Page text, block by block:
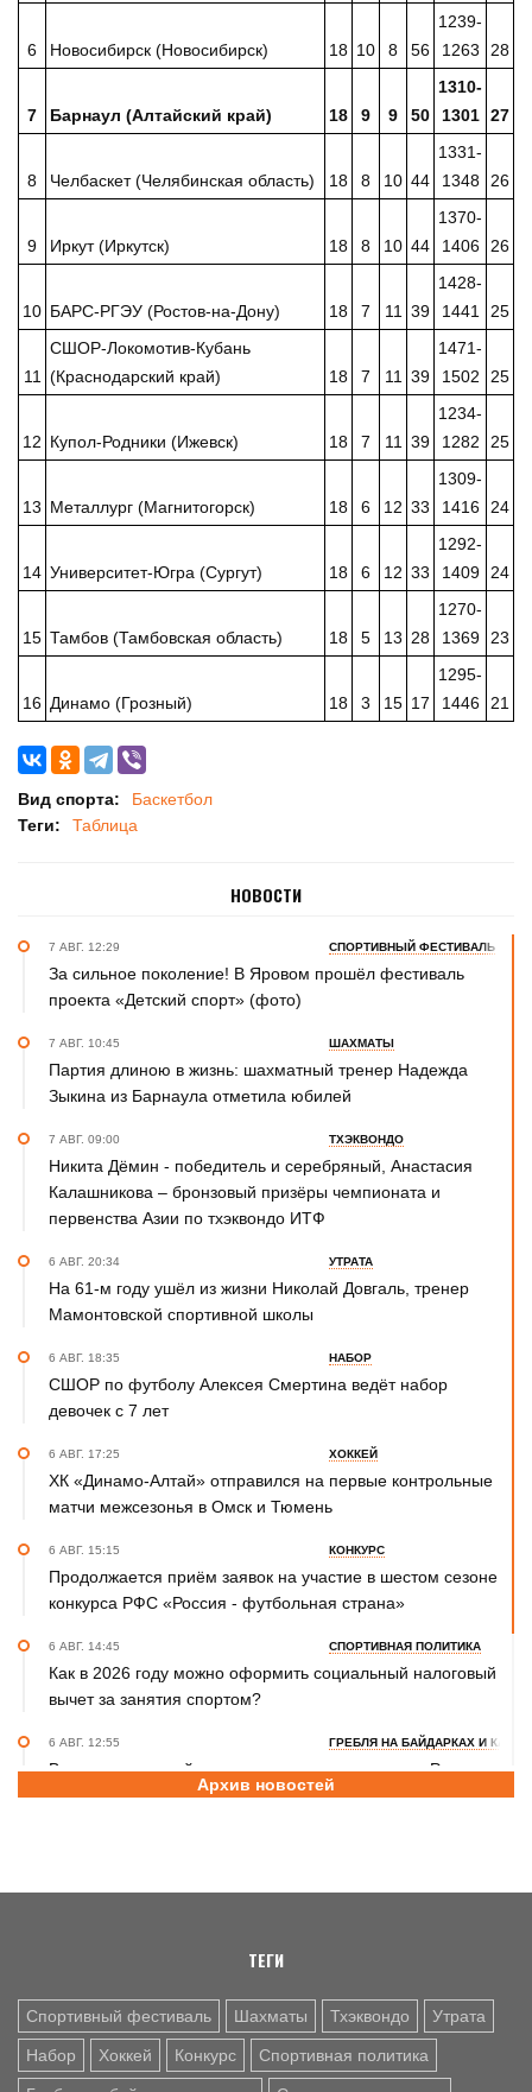
6 Новосибирск (Новосибирск) 18 10 8 56
1239-
1263
28
7 Барнаул (Алтайский край) 18 9 9 50
1310-
1301 27
8 Челбаскет (Челябинская область) 18 8 10 44
1331-
1348
26
9 Иркут (Иркутск) 18 8 10 44
1370-
1406
26
10 БАРС-РГЭУ (Ростов-на-Дону) 18 7 11 39
1428-
1441
25
11
СШОР-Локомотив-Кубань
(Краснодарский край)
18 7 11 39
1471-
1502
25
12 Купол-Родники (Ижевск) 18 7 11 39
1234-
1282
25
13 Металлург (Магнитогорск) 18 6 12 33
1309-
1416
24
14 Университет-Югра (Сургут) 18 6 12 33
1292-
1409
24
15 Тамбов (Тамбовская область) 18 5 13 28
1270-
1369
23
16 Динамо (Грозный) 18 3 15 17
1295-
1446
21
Вид спорта:
Баскетбол
Теги:
Таблица
НОВОСТИ
7 АВГ. 12:29 СПОРТИВНЫЙ ФЕСТИВАЛЬ
За сильное поколение! В Яровом прошёл фестиваль
проекта «Детский спорт» (фото)
7 АВГ. 10:45 ШАХМАТЫ
Партия длиною в жизнь: шахматный тренер Надежда
Зыкина из Барнаула отметила юбилей
7 АВГ. 09:00 ТХЭКВОНДО
Никита Дёмин - победитель и серебряный, Анастасия
Калашникова – бронзовый призёры чемпионата и
первенства Азии по тхэквондо ИТФ
6 АВГ. 20:34 УТРАТА
На 61-м году ушёл из жизни Николай Довгаль, тренер
Мамонтовской спортивной школы
6 АВГ. 18:35 НАБОР
СШОР по футболу Алексея Смертина ведёт набор
девочек с 7 лет
6 АВГ. 17:25 ХОККЕЙ
ХК «Динамо-Алтай» отправился на первые контрольные
матчи межсезонья в Омск и Тюмень
6 АВГ. 15:15 КОНКУРС
Продолжается приём заявок на участие в шестом сезоне
конкурса РФС «Россия - футбольная страна»
6 АВГ. 14:45 СПОРТИВНАЯ ПОЛИТИКА
Как в 2026 году можно оформить социальный налоговый
вычет за занятия спортом?
6 АВГ. 12:55 ГРЕБЛЯ НА БАЙДАРКАХ И КАНОЭ
В заключительный день юниорского первенства России
на счету алтайских гребцов три медали
летняя. Поспелиха, 2014 год. Часть первая
Архив новостей
ТЕГИ
Спортивный фестиваль Шахматы Тхэквондо Утрата
Набор Хоккей Конкурс Спортивная политика